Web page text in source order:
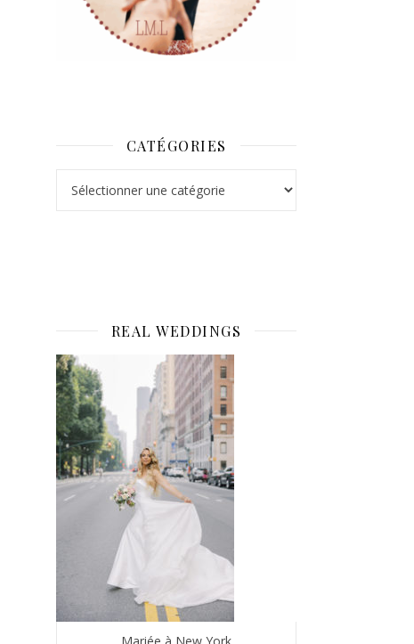
CATÉGORIES
REAL WEDDINGS
Mariée à New York